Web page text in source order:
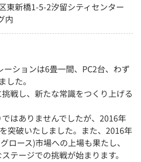
東新橋1-5-2汐留シティセンター
内
ションは6畳一間、PC2台、わず
した。
戦し、新たな常識をつくり上げる
はありませんでしたが、2016年
突破いたしました。また、2016年
ロース)市場への上場も果たし、
テージでの挑戦が始まります。